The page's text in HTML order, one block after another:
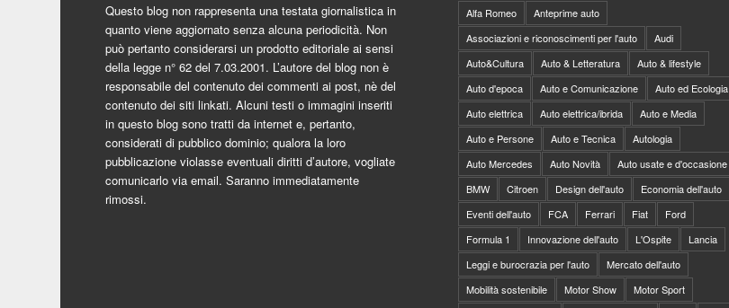
Questo blog non rappresenta una testata giornalistica in
quanto viene aggiornato senza alcuna periodicità. Non
può pertanto considerarsi un prodotto editoriale ai sensi
della legge n° 62 del 7.03.2001. L’autore del blog non è
responsabile del contenuto dei commenti ai post, nè del
contenuto dei siti linkati. Alcuni testi o immagini inseriti
in questo blog sono tratti da internet e, pertanto,
considerati di pubblico dominio; qualora la loro
pubblicazione violasse eventuali diritti d’autore, vogliate
comunicarlo via email. Saranno immediatamente
rimossi.
Alfa Romeo
Anteprime auto
Associazioni e riconoscimenti per l'auto
Audi
Auto&Cultura
Auto & Letteratura
Auto & lifestyle
Auto d'epoca
Auto e Comunicazione
Auto ed Ecologia
Auto elettrica
Auto elettrica/ibrida
Auto e Media
Auto e Persone
Auto e Tecnica
Autologia
Auto Mercedes
Auto Novità
Auto usate e d'occasione
BMW
Citroen Design dell'auto
Economia dell'auto
Eventi dell'auto
FCA Ferrari Fiat
Ford
Formula 1
Innovazione dell'auto L'Ospite
Lancia
Leggi e burocrazia per l'auto
Mercato dell'auto
Mobilità sostenibile
Motor Show
Motor Sport